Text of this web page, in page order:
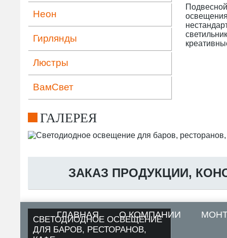
Неон
Гирлянды
Люстры
ВамСвет
ГАЛЕРЕЯ
СВЕТОДИОДНОЕ ОСВЕЩЕНИЕ
ДЛЯ БАРОВ, РЕСТОРАНОВ,
ЗАКАЗ ПРОДУКЦИИ,
ГЛАВНАЯ О КОМПАНИИ